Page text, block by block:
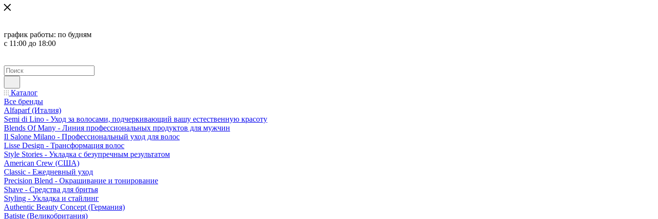
график работы: по будням
с 11:00 до 18:00
Каталог
Все бренды
Alfaparf (Италия)
Semi di Lino - Уход за волосами, подчеркивающий вашу естественную красоту
Blends Of Many - Линия профессиональных продуктов для мужчин
Il Salone Milano - Профессиональный уход для волос
Lisse Design - Трансформация волос
Style Stories - Укладка с безупречным результатом
American Crew (США)
Classic - Ежедневный уход
Precision Blend - Окрашивание и тонирование
Shave - Средства для бритья
Styling - Укладка и стайлинг
Authentic Beauty Concept (Германия)
Batiste (Великобритания)